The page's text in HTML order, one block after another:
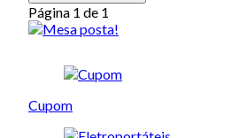
Página 1 de 1
Cupom